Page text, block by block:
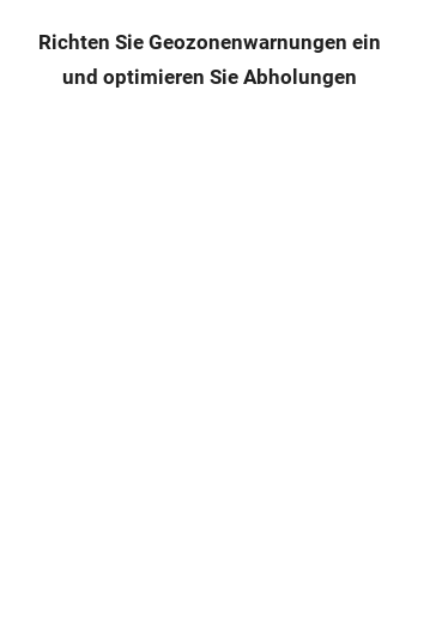
Richten Sie Geozonenwarnungen ein
und optimieren Sie Abholungen